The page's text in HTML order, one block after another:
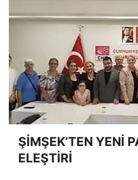
ŞİMŞEK’TEN YENİ
ELEŞTİRİ